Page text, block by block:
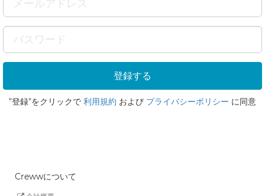
"登録"をクリックで 利用規約 および プライバシーポリシー に同意
Crewwについて